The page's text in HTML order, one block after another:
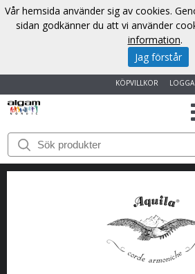
KÖPVILLKOR
START
VARUMÄRKEN
Vår hemsida använder sig av cookies.
sidan godkänner du att vi använder
information.
Jag förstår